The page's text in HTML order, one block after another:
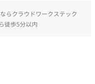
らクラウドワークステック
徒歩5分以内